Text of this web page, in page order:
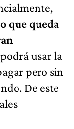
que queda
usar la
pero sin
De este